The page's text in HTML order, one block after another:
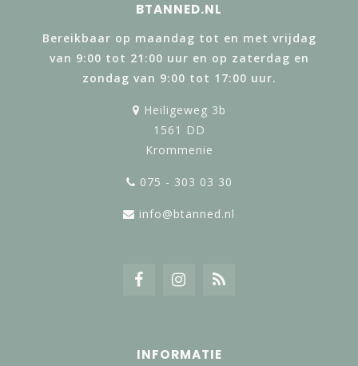
BTANNED.NL
Bereikbaar op maandag tot en met vrijdag
van 9:00 tot 21:00 uur en op zaterdag en
zondag van 9:00 tot 17:00 uur.
Heiligeweg 3b
1561 DD
Krommenie
075 - 303 03 30
info@btanned.nl
INFORMATIE